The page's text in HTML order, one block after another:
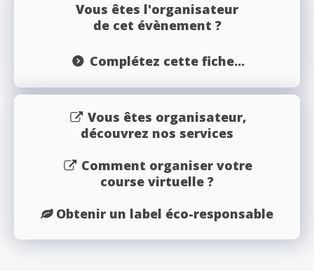
Vous êtes l'organisateur
de cet évènement ?
Complétez cette fiche...
Vous êtes organisateur,
découvrez nos services
Comment organiser votre
course virtuelle ?
Obtenir un label éco-responsable